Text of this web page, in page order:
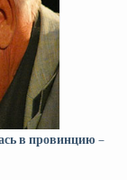
в провинцию –